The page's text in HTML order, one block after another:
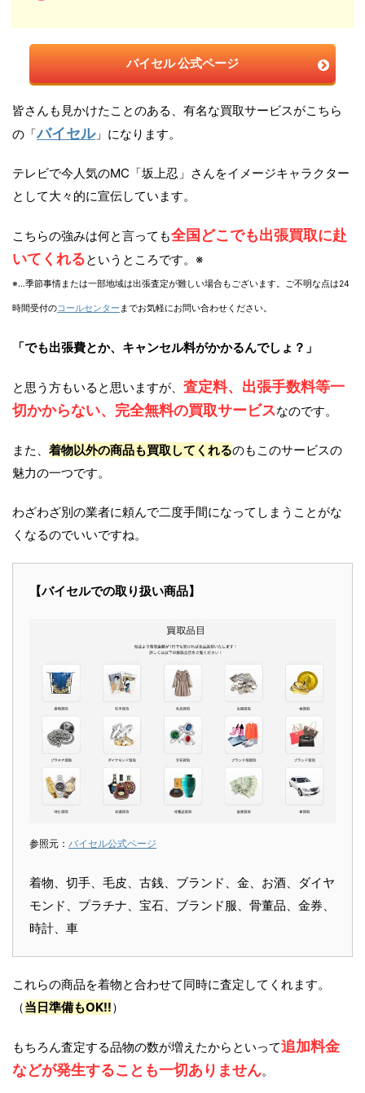
バイセル 公式ページ
皆さんも見かけたことのある、有名な買取サービスがこちら
の「バイセル」になります。
テレビで今人気のMC「坂上忍」さんをイメージキャラクター
として大々的に宣伝しています。
こちらの強みは何と言っても全国どこでも出張買取に赴
いてくれるというところです。※
※…季節事情または一部地域は出張査定が難しい場合もございます。ご不明な点は24
時間受付のコールセンター までお気軽にお問い合わせください。
「でも出張費とか、キャンセル料がかかるんでしょ？」
と思う方もいると思いますが、 査定料、出張手数料等一
切かからない、完全無料の買取サービスなのです。
また、 着物以外の商品も買取してくれるのもこのサービスの
魅力の一つです。
わざわざ別の業者に頼んで二度手間になってしまうことがな
くなるのでいいですね。
【バイセルでの取り扱い商品】
参照元： バイセル公式ページ
着物、切手、毛皮、古銭、ブランド、金、お酒、ダイヤ
モンド、プラチナ、宝石、ブランド服、骨董品、金券、
時計、車
これらの商品を着物と合わせて同時に査定してくれます。
（当日準備もOK!!）
もちろん査定する品物の数が増えたからといって追加料金
などが発生することも一切ありません。